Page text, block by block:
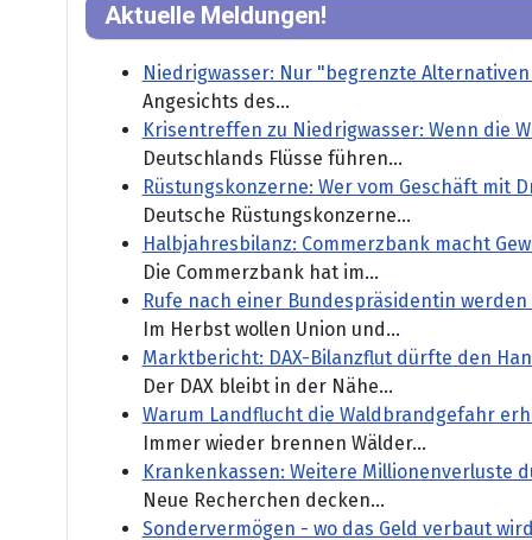
Aktuelle Meldungen!
Niedrigwasser: Nur "begrenzte
Angesichts des...
Krisentreffen zu Niedrigwasser: Wenn die
Deutschlands Flüsse führen...
Rüstungskonzerne: Wer vom Geschäft mit
Deutsche Rüstungskonzerne...
Halbjahresbilanz: Commerzbank macht
Die Commerzbank hat im...
Rufe nach einer Bundespräsidentin
Im Herbst wollen Union und...
Marktbericht: DAX-Bilanzflut dürfte den
Der DAX bleibt in der Nähe...
Warum Landflucht die Waldbrandgefahr
Immer wieder brennen Wälder...
Krankenkassen: Weitere Millionenverluste
Neue Recherchen decken...
Sondervermögen - wo das Geld verbaut wird